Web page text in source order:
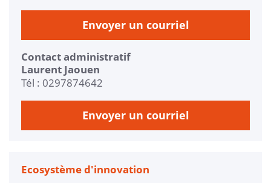
Envoyer un courriel
Contact administratif
Laurent Jaouen
Tél : 0297874642
Envoyer un courriel
Ecosystème d'innovation